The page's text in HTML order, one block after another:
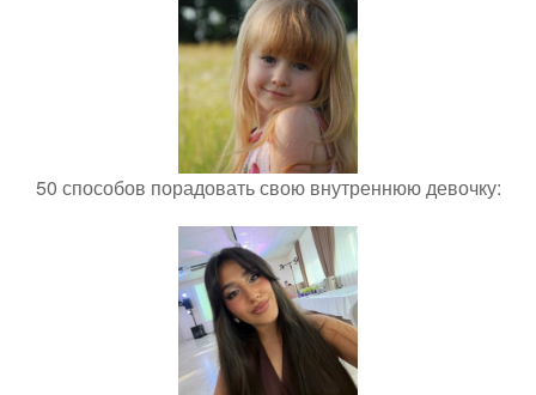
50 способов порадовать свою внутреннюю девочку: